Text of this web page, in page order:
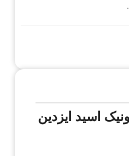
اسید ایزدین